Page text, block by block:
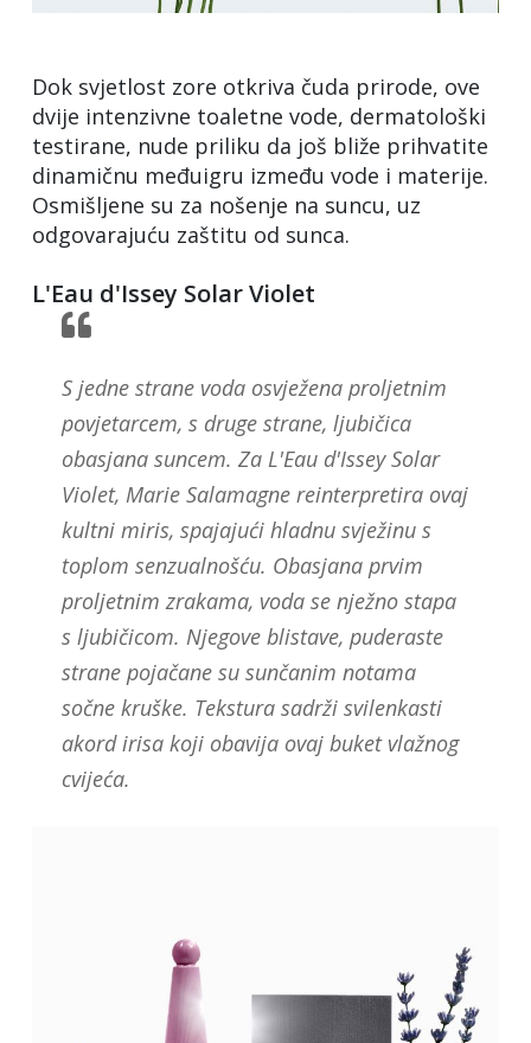
​Dok svjetlost zore otkriva čuda prirode, ove
dvije intenzivne toaletne vode, dermatološki
testirane, nude priliku da još bliže prihvatite
dinamičnu međuigru između vode i materije.
Osmišljene su za nošenje na suncu, uz
odgovarajuću zaštitu od sunca.
L'Eau d'Issey Solar Violet
S jedne strane voda osvježena proljetnim
povjetarcem, s druge strane, ljubičica
obasjana suncem. Za L'Eau d'Issey Solar
Violet, Marie Salamagne reinterpretira ovaj
kultni miris, spajajući hladnu svježinu s
toplom senzualnošću. Obasjana prvim
proljetnim zrakama, voda se nježno stapa
s ljubičicom. Njegove blistave, puderaste
strane pojačane su sunčanim notama
sočne kruške. Tekstura sadrži svilenkasti
akord irisa koji obavija ovaj buket vlažnog
cvijeća.